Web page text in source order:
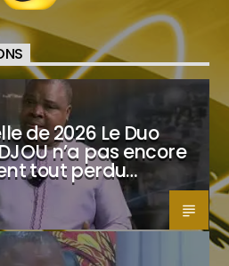
de 2026 Le Duo
n’a pas encore
tout perdu…